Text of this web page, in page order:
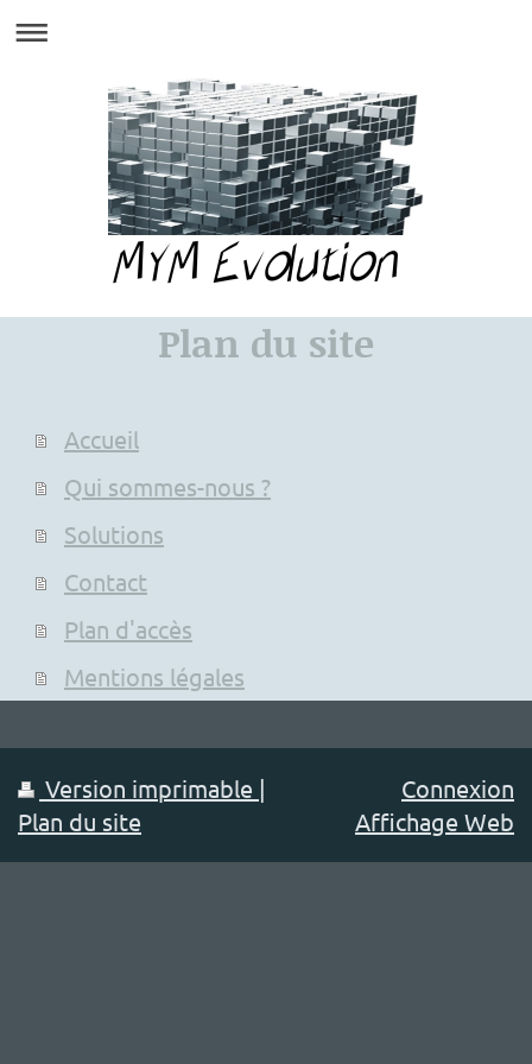
Plan du site
Accueil
Qui sommes-nous ?
Solutions
Contact
Plan d'accès
Mentions légales
Version imprimable |
Plan du site
Connexion
Affichage Web